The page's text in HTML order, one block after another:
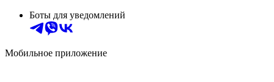
Боты для уведомлений
Мобильное приложение